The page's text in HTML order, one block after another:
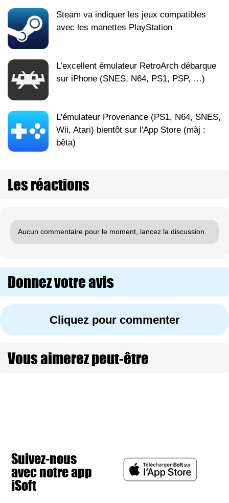
Steam va indiquer les jeux compatibles
avec les manettes PlayStation
L’excellent émulateur RetroArch débarque
sur iPhone (SNES, N64, PS1, PSP, …)
L'émulateur Provenance (PS1, N64, SNES,
Wii, Atari) bientôt sur l'App Store (màj :
bêta)
Les réactions
Aucun commentaire pour le moment, lancez la discussion.
Donnez votre avis
Cliquez pour commenter
Vous aimerez peut-être
Suivez-nous
avec notre app
iSoft